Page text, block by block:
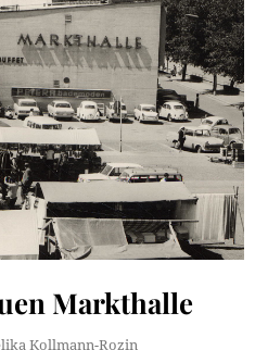
Markthalle
Kollmann-Rozin